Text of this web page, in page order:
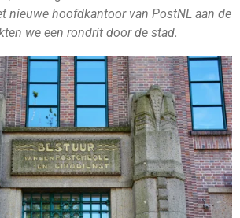
nieuwe hoofdkantoor van PostNL aan de
we een rondrit door de stad.